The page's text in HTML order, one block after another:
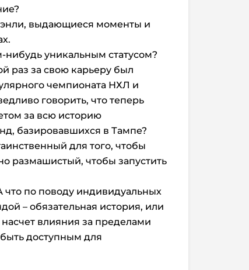
выдающиеся моменты и
нибудь уникальным статусом?
раз за свою карьеру был
чемпионата НХЛ и
говорить, что теперь
за всю историю
базировавшихся в Тампе?
для того, чтобы
размашистый, чтобы запустить
что по поводу индивидуальных
– обязательная история, или
влияния за пределами
доступным для